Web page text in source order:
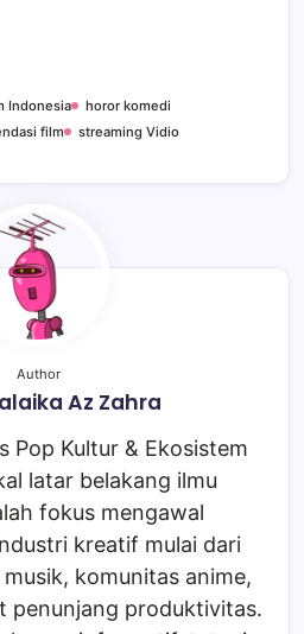
Indonesia
horor komedi
film streaming Vidio
Author
Az Zahra
Pop Kultur & Ekosistem
latar belakang ilmu
fokus mengawal
kreatif mulai dari
komunitas anime,
penunjang produktivitas.